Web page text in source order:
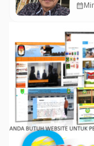
calendar_month